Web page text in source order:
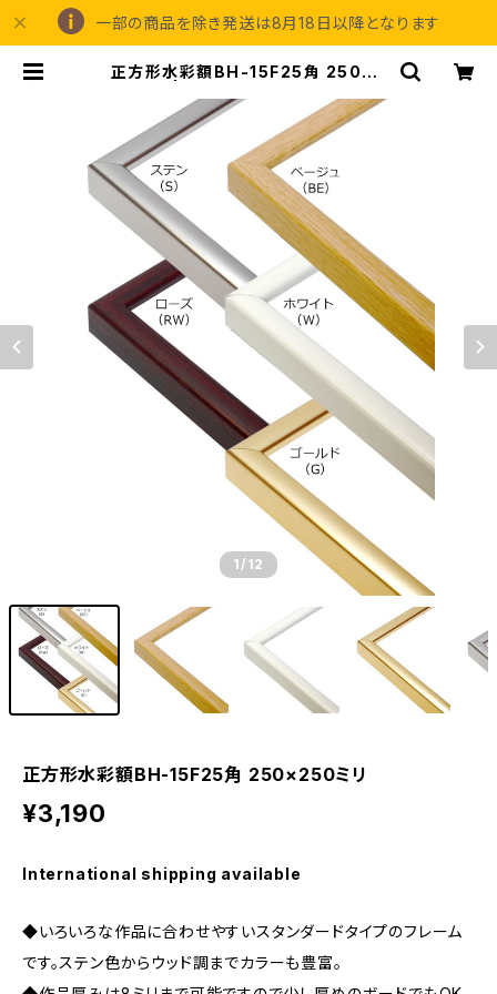
一部の商品を除き発送は8月18日以降となります
正方形水彩額BH-15F25角 250×2
ミングアイガ
1 /12
正方形水彩額BH-15F25角 250×250ミリ
¥3,190
International shipping available
◆いろいろな作品に合わせやすいスタンダードタイプのフレーム
です。ステン色からウッド調までカラーも豊富。